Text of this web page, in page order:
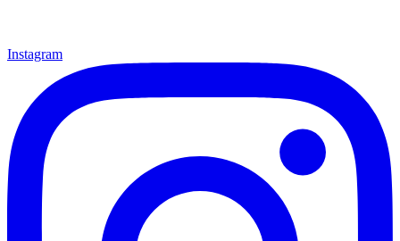
Instagram